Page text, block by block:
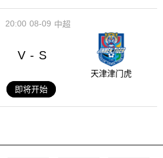
08-09
20:00 中超
V - S
天津津门虎
即将开始